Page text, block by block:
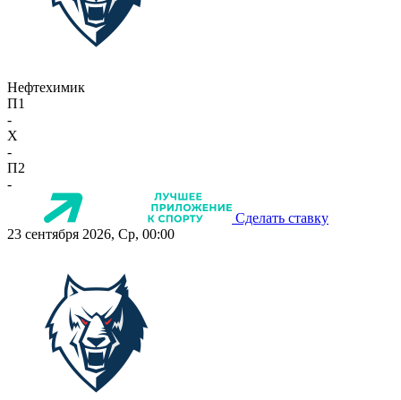
Нефтехимик
П1
-
X
-
П2
-
Сделать ставку
23 сентября 2026, Ср, 00:00